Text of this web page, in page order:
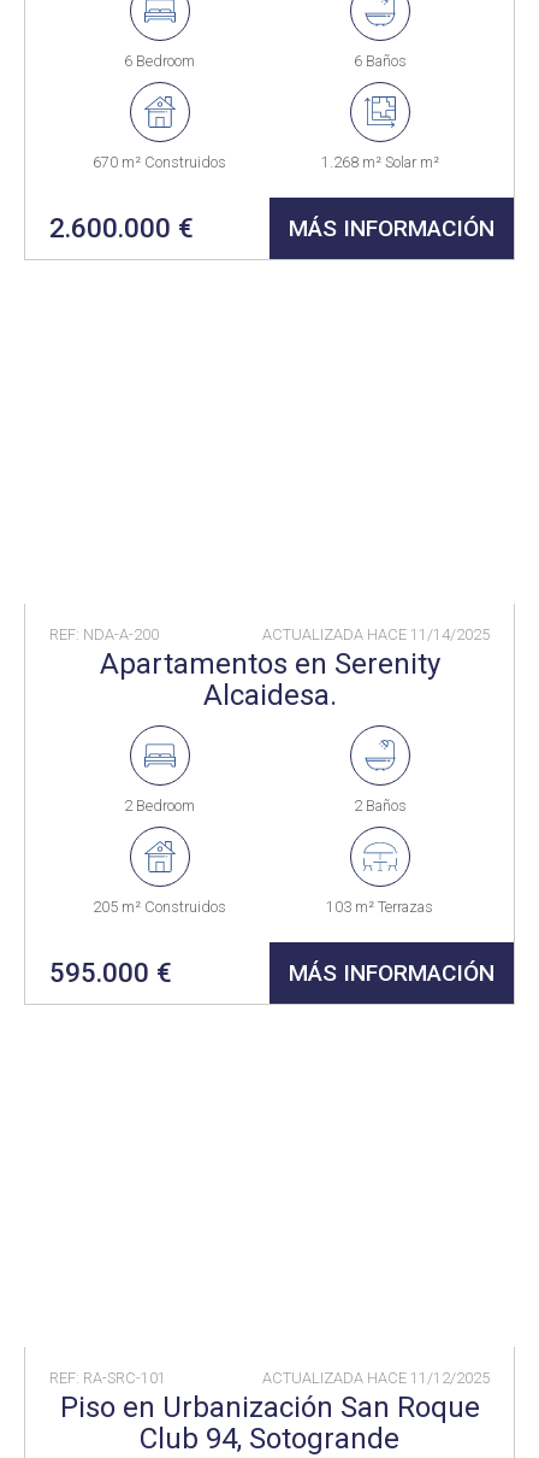
6 Bedroom 6 Baños
670 m² Construidos 1.268 m² Solar m²
2.600.000 € MÁS INFORMACIÓN
REF: NDA-A-200 ACTUALIZADA HACE 11/14/2025
Apartamentos en Serenity
Alcaidesa.
2 Bedroom 2 Baños
205 m² Construidos 103 m² Terrazas
595.000 € MÁS INFORMACIÓN
REF: RA-SRC-101 ACTUALIZADA HACE 11/12/2025
Piso en Urbanización San Roque
Club 94, Sotogrande